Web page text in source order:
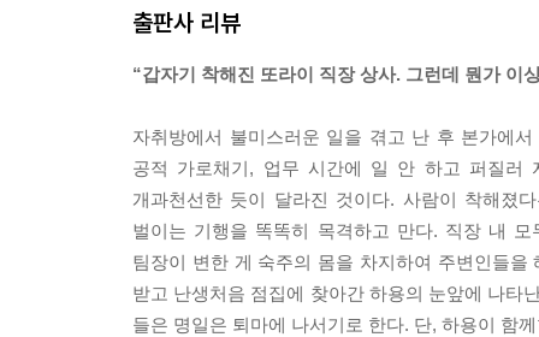
출판사 리뷰
“갑자기 착해진 또라이 직장 상사. 그런데 뭔가 이
자취방에서 불미스러운 일을 겪고 난 후 본가에
공적 가로채기, 업무 시간에 일 안 하고 퍼질러
개과천선한 듯이 달라진 것이다. 사람이 착해졌
벌이는 기행을 똑똑히 목격하고 만다. 직장 내
팀장이 변한 게 숙주의 몸을 차지하여 주변인들
받고 난생처음 점집에 찾아간 하용의 눈앞에 나타
들은 명일은 퇴마에 나서기로 한다. 단, 하용이 함